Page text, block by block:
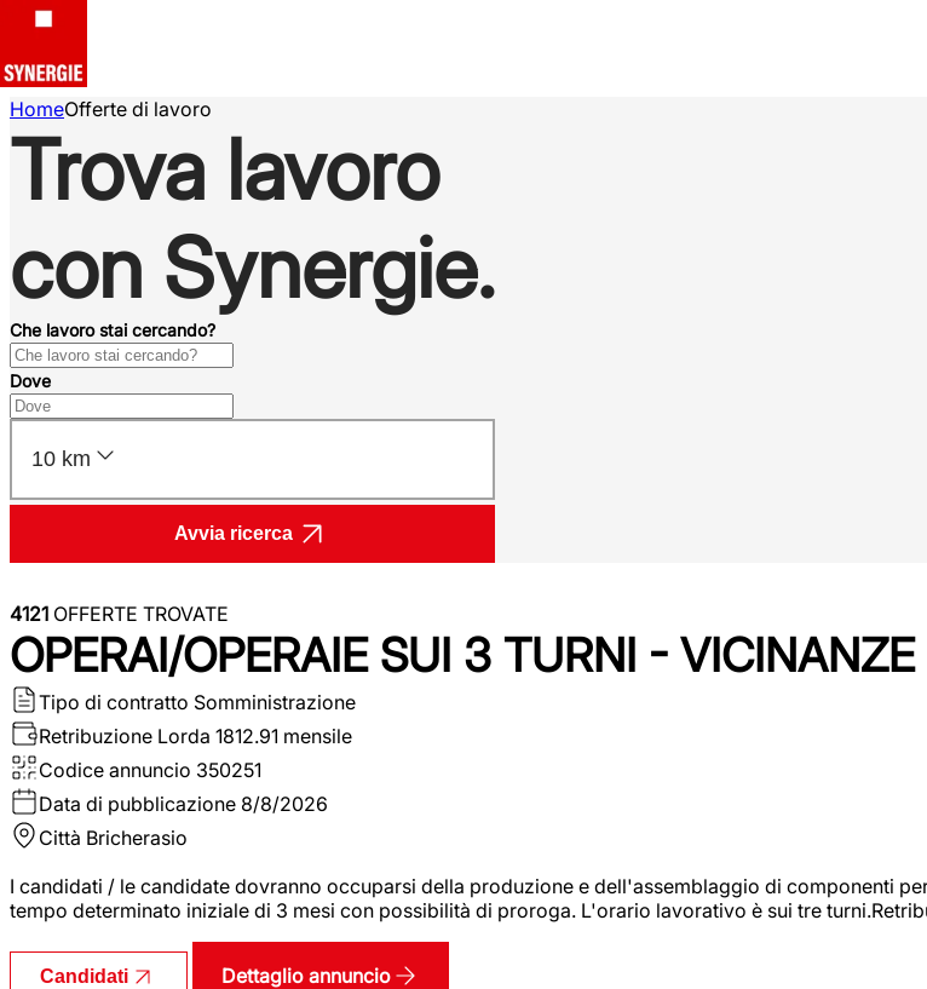
HomeOfferte di lavoro
Trova lavoro
con Synergie.
Che lavoro stai cercando?
Dove
10 km
Avvia ricerca
4121 OFFERTE TROVATE
OPERAI/OPERAIE SUI 3 TURNI -
Tipo di contratto Somministrazione
Retribuzione Lorda 1812.91 mensile
Codice annuncio 350251
Data di pubblicazione 8/8/2026
Città Bricherasio
I candidati / le candidate dovranno occuparsi della produzione e dell'assemblaggio di componenti
tempo determinato iniziale di 3 mesi con possibilità di proroga. L'orario lavorativo è sui tre
Candidati Dettaglio annuncio